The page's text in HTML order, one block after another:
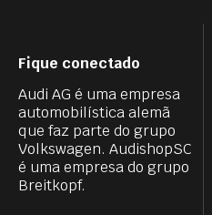
Fique conectado
Audi AG é uma empresa
automobilística alemã
que faz parte do grupo
Volkswagen. AudishopSC
é uma empresa do grupo
Breitkopf.